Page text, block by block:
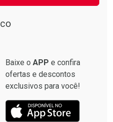
Baixe o APP e confira
ofertas e descontos
exclusivos para você!